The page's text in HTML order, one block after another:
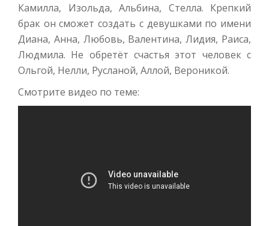
Камилла, Изольда, Альбина, Стелла. Крепкий
брак он сможет создать с девушками по имени
Диана, Анна, Любовь, Валентина, Лидия, Раиса,
Людмила. Не обретёт счастья этот человек с
Ольгой, Нелли, Русланой, Аллой, Вероникой.
Смотрите видео по теме: